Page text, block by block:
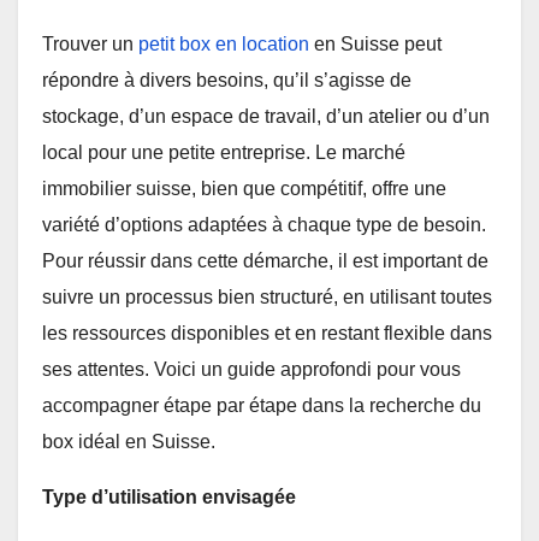
Trouver un petit box en location en Suisse peut
répondre à divers besoins, qu’il s’agisse de
stockage, d’un espace de travail, d’un atelier ou d’un
local pour une petite entreprise. Le marché
immobilier suisse, bien que compétitif, offre une
variété d’options adaptées à chaque type de besoin.
Pour réussir dans cette démarche, il est important de
suivre un processus bien structuré, en utilisant toutes
les ressources disponibles et en restant flexible dans
ses attentes. Voici un guide approfondi pour vous
accompagner étape par étape dans la recherche du
box idéal en Suisse.
Type d’utilisation envisagée